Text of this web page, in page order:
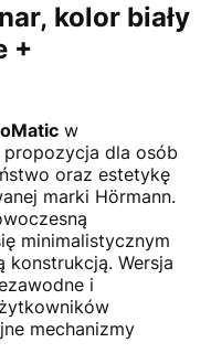
kolor biały
+
w
dla osób
oraz estetykę
marki Hörmann.
minimalistycznym
konstrukcją. Wersja
i
mechanizmy